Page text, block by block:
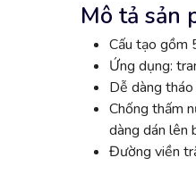
Mô tả sản
Cấu tạo gồm
Ứng dụng:
Dễ dàng
Chống thấm
dàng dán lên
Đường viền